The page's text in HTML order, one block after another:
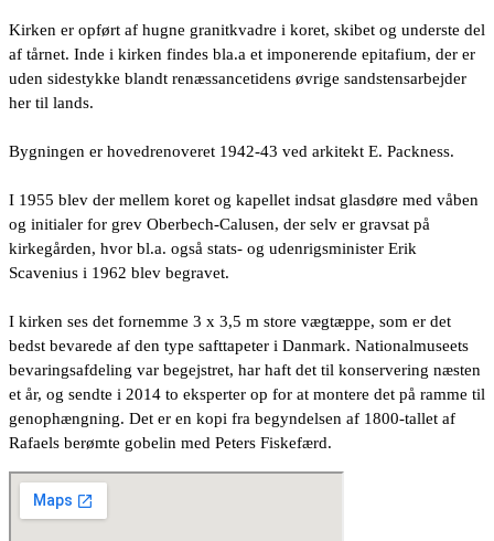
Kirken er opført af hugne granitkvadre i koret, skibet og underste del
af tårnet. Inde i kirken findes bla.a et imponerende epitafium, der er
uden sidestykke blandt renæssancetidens øvrige sandstensarbejder
her til lands.
Bygningen er hovedrenoveret 1942-43 ved arkitekt E. Packness.
I 1955 blev der mellem koret og kapellet indsat glasdøre med våben
og initialer for grev Oberbech-Calusen, der selv er gravsat på
kirkegården, hvor bl.a. også stats- og udenrigsminister Erik
Scavenius i 1962 blev begravet.
I kirken ses det fornemme 3 x 3,5 m store vægtæppe, som er det
bedst bevarede af den type safttapeter i Danmark. Nationalmuseets
bevaringsafdeling var begejstret, har haft det til konservering næsten
et år, og sendte i 2014 to eksperter op for at montere det på ramme til
genophængning. Det er en kopi fra begyndelsen af 1800-tallet af
Rafaels berømte gobelin med Peters Fiskefærd.